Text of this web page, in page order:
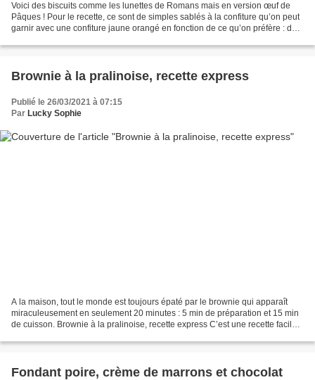
Voici des biscuits comme les lunettes de Romans mais en version œuf de
Pâques ! Pour le recette, ce sont de simples sablés à la confiture qu’on peut
garnir avec une confiture jaune orangé en fonction de ce qu’on préfère : du
Brownie à la pralinoise, recette express
Publié le 26/03/2021 à 07:15
Par Lucky Sophie
A la maison, tout le monde est toujours épaté par le brownie qui apparaît
miraculeusement en seulement 20 minutes : 5 min de préparation et 15 min
de cuisson. Brownie à la pralinoise, recette express C’est une recette facile à
Fondant poire, crème de marrons et chocolat